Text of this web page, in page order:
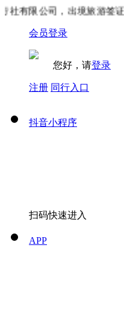
有限公司，出境旅游签证
会员登录
您好，请登录
注册 同行入口
抖音小程序
扫码快速进入
APP